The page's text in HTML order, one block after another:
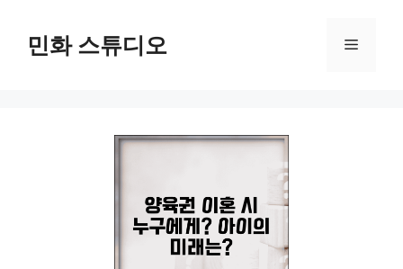
민화 스튜디오 메